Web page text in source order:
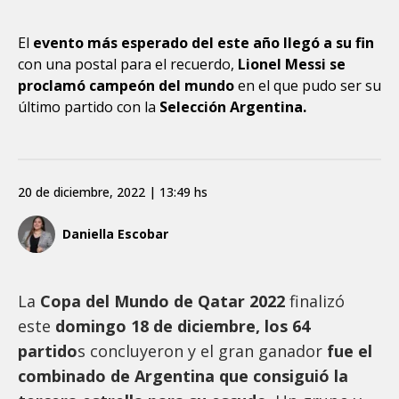
El evento más esperado del este año llegó a su fin
con una postal para el recuerdo, Lionel Messi se
proclamó campeón del mundoen el que pudo ser su
último partido con la Selección Argentina.
Daniella Escobar
20 de diciembre, 2022 | 13:49 hs
La Copa del Mundo de Qatar 2022 finalizó
este domingo 18 de diciembre, los 64
partidos concluyeron y el gran ganador fue el
combinado de Argentina que consiguió la